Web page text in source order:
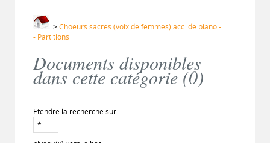
>Choeurs sacrés (voix de femmes) acc. de piano -
- Partitions
Documents disponibles
dans cette catégorie (0)
Etendre la recherche sur